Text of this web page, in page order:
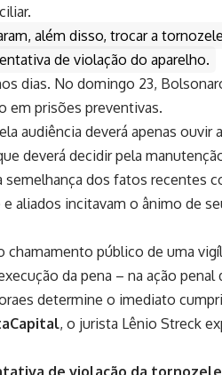
além disso, trocar a
de violação do aparelho.
dias. No domingo 23,
em prisões preventivas.
audiência deverá apenas
deverá decidir pela
semelhança dos fatos recentes
aliados incitavam o ânimo de
chamamento público de uma
da pena – na ação
determine o imediato
, o jurista Lênio Streck